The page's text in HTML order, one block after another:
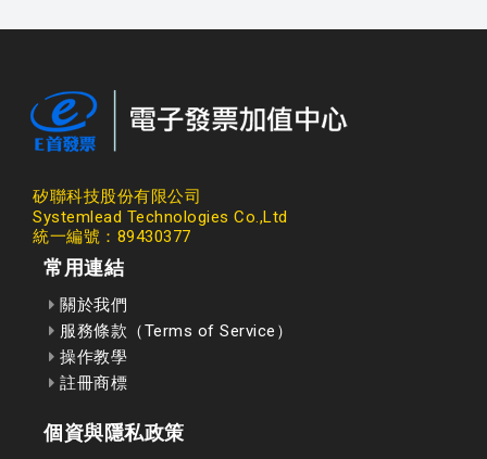
矽聯科技股份有限公司
Systemlead Technologies Co.,Ltd
統一編號：89430377
常用連結
關於我們
服務條款（Terms of Service）
操作教學
註冊商標
個資與隱私政策